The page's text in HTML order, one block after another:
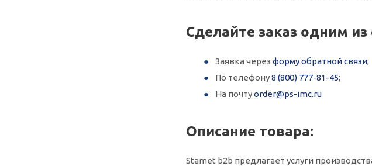
Сделайте заказ одним из
Заявка через форму обратной связи;
По телефону8 (800) 777-81-45;
На почтуorder@ps-imc.ru
Описание товара:
Stamet b2b предлагает услуги